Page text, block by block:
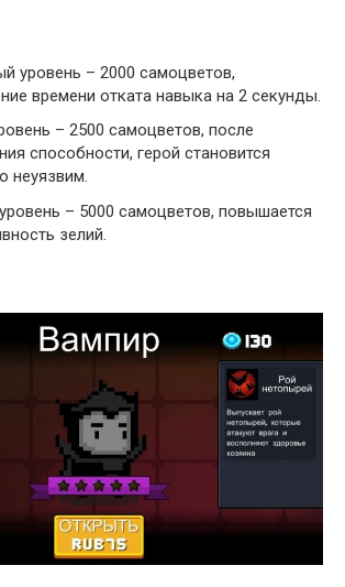
уровень – 2000 самоцветов,
времени отката навыка на 2 секунды.
– 2500 самоцветов, после
способности, герой становится
неуязвим.
– 5000 самоцветов, повышается
зелий.